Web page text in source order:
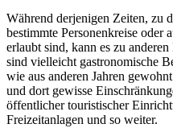
Während derjenigen Zeiten, zu
bestimmte Personenkreise oder
erlaubt sind, kann es zu
sind vielleicht gastronomische
wie aus anderen Jahren
und dort gewisse
öffentlicher touristischer
Freizeitanlagen und so weiter.